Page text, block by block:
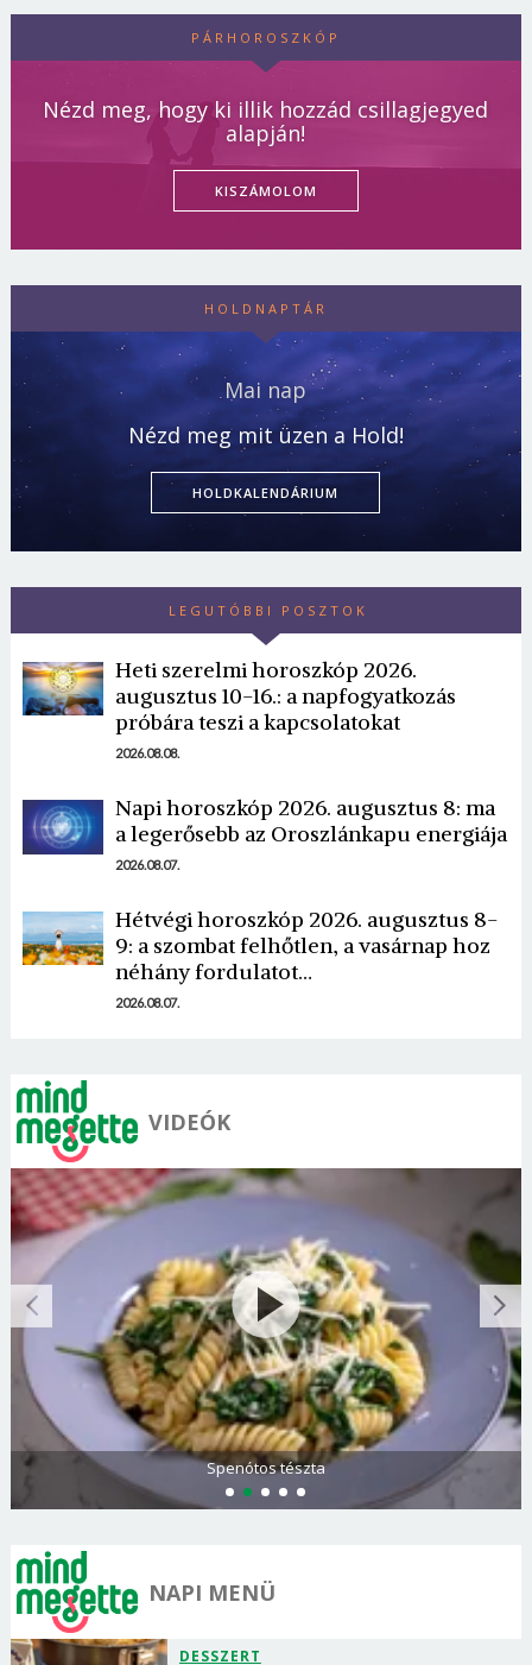
PÁRHOROSZKÓP
Nézd meg, hogy ki illik hozzád csillagjegyed
alapján!
KISZÁMOLOM
HOLDNAPTÁR
Mai nap
Nézd meg mit üzen a Hold!
HOLDKALENDÁRIUM
LEGUTÓBBI POSZTOK
Heti szerelmi horoszkóp 2026.
augusztus 10-16.: a napfogyatkozás
próbára teszi a kapcsolatokat
2026.08.08.
Napi horoszkóp 2026. augusztus 8: ma
a legerősebb az Oroszlánkapu energiája
2026.08.07.
Hétvégi horoszkóp 2026. augusztus 8-
9: a szombat felhőtlen, a vasárnap hoz
néhány fordulatot…
2026.08.07.
VIDEÓK
Olasz és görög paradicsomsaláta
NAPI MENÜ
DESSZERT